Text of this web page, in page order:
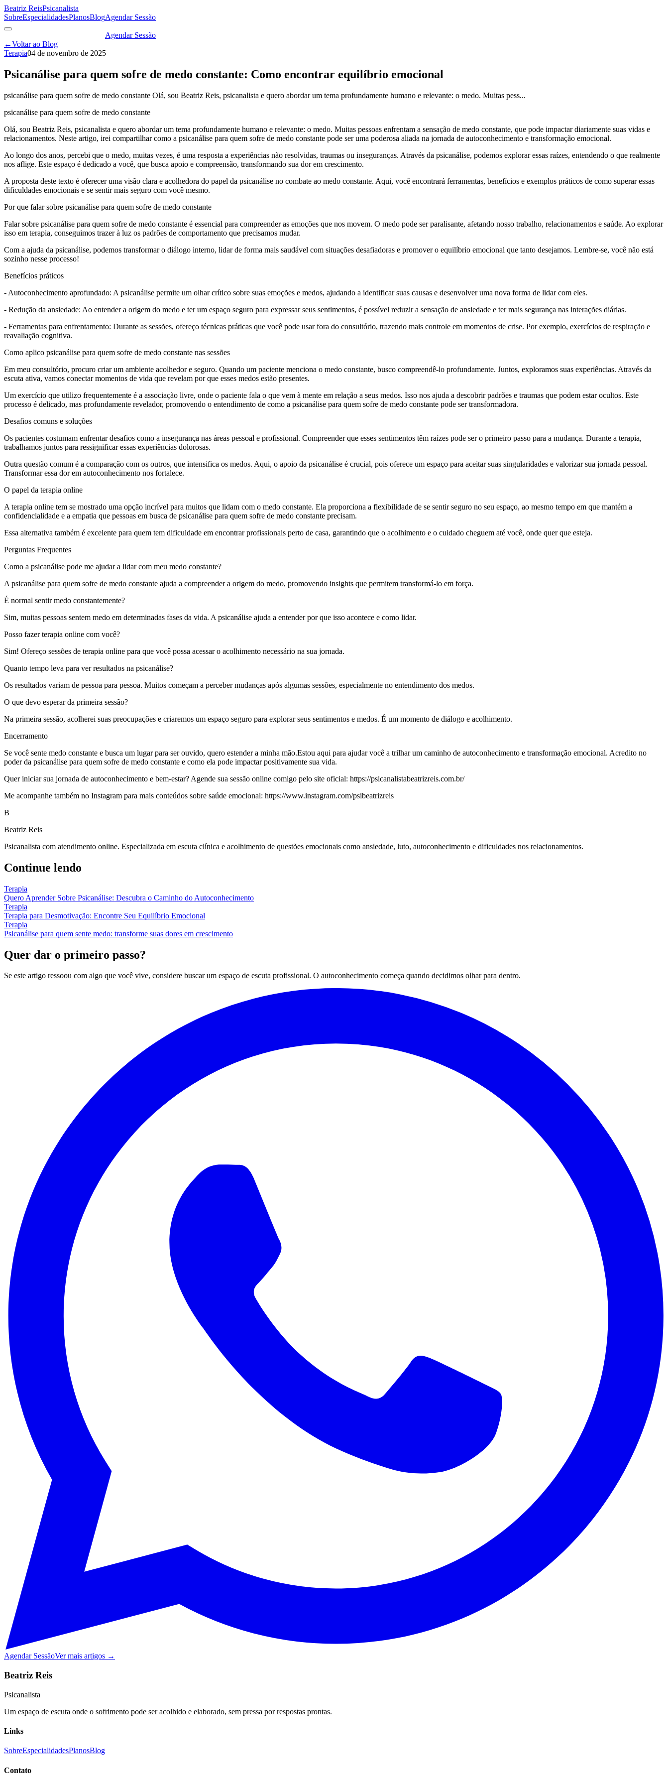
Beatriz ReisPsicanalista
SobreEspecialidadesPlanosBlogAgendar Sessão
Agendar Sessão
←Voltar ao Blog
Terapia04 de novembro de 2025
Psicanálise para quem sofre de medo constante: Como encontrar equilíbrio emocional
psicanálise para quem sofre de medo constante Olá, sou Beatriz Reis, psicanalista e quero abordar um tema profundamente humano e relevante: o medo. Muitas pess...
psicanálise para quem sofre de medo constante
Olá, sou Beatriz Reis, psicanalista e quero abordar um tema profundamente humano e relevante: o medo. Muitas pessoas enfrentam a sensação de medo constante, que pode impactar diariamente suas vidas e
relacionamentos. Neste artigo, irei compartilhar como a psicanálise para quem sofre de medo constante pode ser uma poderosa aliada na jornada de autoconhecimento e transformação emocional.
Ao longo dos anos, percebi que o medo, muitas vezes, é uma resposta a experiências não resolvidas, traumas ou inseguranças. Através da psicanálise, podemos explorar essas raízes, entendendo o que realmente
nos aflige. Este espaço é dedicado a você, que busca apoio e compreensão, transformando sua dor em crescimento.
A proposta deste texto é oferecer uma visão clara e acolhedora do papel da psicanálise no combate ao medo constante. Aqui, você encontrará ferramentas, benefícios e exemplos práticos de como superar essas
dificuldades emocionais e se sentir mais seguro com você mesmo.
Por que falar sobre psicanálise para quem sofre de medo constante
Falar sobre psicanálise para quem sofre de medo constante é essencial para compreender as emoções que nos movem. O medo pode ser paralisante, afetando nosso trabalho, relacionamentos e saúde. Ao explorar
isso em terapia, conseguimos trazer à luz os padrões de comportamento que precisamos mudar.
Com a ajuda da psicanálise, podemos transformar o diálogo interno, lidar de forma mais saudável com situações desafiadoras e promover o equilíbrio emocional que tanto desejamos. Lembre-se, você não está
sozinho nesse processo!
Benefícios práticos
- Autoconhecimento aprofundado: A psicanálise permite um olhar crítico sobre suas emoções e medos, ajudando a identificar suas causas e desenvolver uma nova forma de lidar com eles.
- Redução da ansiedade: Ao entender a origem do medo e ter um espaço seguro para expressar seus sentimentos, é possível reduzir a sensação de ansiedade e ter mais segurança nas interações diárias.
- Ferramentas para enfrentamento: Durante as sessões, ofereço técnicas práticas que você pode usar fora do consultório, trazendo mais controle em momentos de crise. Por exemplo, exercícios de respiração e
reavaliação cognitiva.
Como aplico psicanálise para quem sofre de medo constante nas sessões
Em meu consultório, procuro criar um ambiente acolhedor e seguro. Quando um paciente menciona o medo constante, busco compreendê-lo profundamente. Juntos, exploramos suas experiências. Através da
escuta ativa, vamos conectar momentos de vida que revelam por que esses medos estão presentes.
Um exercício que utilizo frequentemente é a associação livre, onde o paciente fala o que vem à mente em relação a seus medos. Isso nos ajuda a descobrir padrões e traumas que podem estar ocultos. Este
processo é delicado, mas profundamente revelador, promovendo o entendimento de como a psicanálise para quem sofre de medo constante pode ser transformadora.
Desafios comuns e soluções
Os pacientes costumam enfrentar desafios como a insegurança nas áreas pessoal e profissional. Compreender que esses sentimentos têm raízes pode ser o primeiro passo para a mudança. Durante a terapia,
trabalhamos juntos para ressignificar essas experiências dolorosas.
Outra questão comum é a comparação com os outros, que intensifica os medos. Aqui, o apoio da psicanálise é crucial, pois oferece um espaço para aceitar suas singularidades e valorizar sua jornada pessoal.
Transformar essa dor em autoconhecimento nos fortalece.
O papel da terapia online
A terapia online tem se mostrado uma opção incrível para muitos que lidam com o medo constante. Ela proporciona a flexibilidade de se sentir seguro no seu espaço, ao mesmo tempo em que mantém a
confidencialidade e a empatia que pessoas em busca de psicanálise para quem sofre de medo constante precisam.
Essa alternativa também é excelente para quem tem dificuldade em encontrar profissionais perto de casa, garantindo que o acolhimento e o cuidado cheguem até você, onde quer que esteja.
Perguntas Frequentes
Como a psicanálise pode me ajudar a lidar com meu medo constante?
A psicanálise para quem sofre de medo constante ajuda a compreender a origem do medo, promovendo insights que permitem transformá-lo em força.
É normal sentir medo constantemente?
Sim, muitas pessoas sentem medo em determinadas fases da vida. A psicanálise ajuda a entender por que isso acontece e como lidar.
Posso fazer terapia online com você?
Sim! Ofereço sessões de terapia online para que você possa acessar o acolhimento necessário na sua jornada.
Quanto tempo leva para ver resultados na psicanálise?
Os resultados variam de pessoa para pessoa. Muitos começam a perceber mudanças após algumas sessões, especialmente no entendimento dos medos.
O que devo esperar da primeira sessão?
Na primeira sessão, acolherei suas preocupações e criaremos um espaço seguro para explorar seus sentimentos e medos. É um momento de diálogo e acolhimento.
Encerramento
Se você sente medo constante e busca um lugar para ser ouvido, quero estender a minha mão.Estou aqui para ajudar você a trilhar um caminho de autoconhecimento e transformação emocional. Acredito no
poder da psicanálise para quem sofre de medo constante e como ela pode impactar positivamente sua vida.
Quer iniciar sua jornada de autoconhecimento e bem-estar? Agende sua sessão online comigo pelo site oficial: https://psicanalistabeatrizreis.com.br/
Me acompanhe também no Instagram para mais conteúdos sobre saúde emocional: https://www.instagram.com/psibeatrizreis
B
Beatriz Reis
Psicanalista com atendimento online. Especializada em escuta clínica e acolhimento de questões emocionais como ansiedade, luto, autoconhecimento e dificuldades nos relacionamentos.
Continue lendo
Terapia
Quero Aprender Sobre Psicanálise: Descubra o Caminho do Autoconhecimento
Terapia
Terapia para Desmotivação: Encontre Seu Equilíbrio Emocional
Terapia
Psicanálise para quem sente medo: transforme suas dores em crescimento
Quer dar o primeiro passo?
Se este artigo ressoou com algo que você vive, considere buscar um espaço de escuta profissional. O autoconhecimento começa quando decidimos olhar para dentro.
Agendar SessãoVer mais artigos →
Beatriz Reis
Psicanalista
Um espaço de escuta onde o sofrimento pode ser acolhido e elaborado, sem pressa por respostas prontas.
Links
SobreEspecialidadesPlanosBlog
Contato